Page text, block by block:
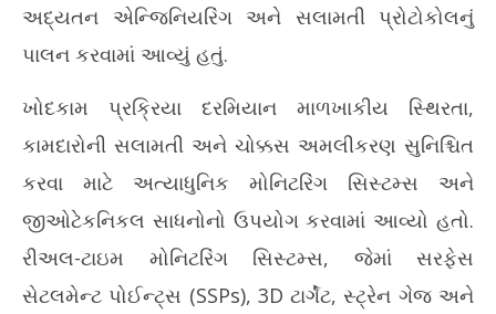
અદ્યતન એન્જિનિયરિંગ અને સલામતી પ્રોટોકોલનું
પાલન કરવામાં આવ્યું હતું.
ખોદકામ પ્રક્રિયા દરમિયાન માળખાકીય સ્થિરતા,
કામદારોની સલામતી અને ચોક્કસ અમલીકરણ સુનિશ્ચિત
કરવા માટે અત્યાધુનિક મોનિટરિંગ સિસ્ટમ્સ અને
જીઓટેકનિકલ સાધનોનો ઉપયોગ કરવામાં આવ્યો હતો.
રીઅલ-ટાઇમ મોનિટરિંગ સિસ્ટમ્સ, જેમાં સરફેસ
સેટલમેન્ટ પોઈન્ટ્સ (SSPs), 3D ટાર્ગેટ, સ્ટ્રેન ગેજ અને